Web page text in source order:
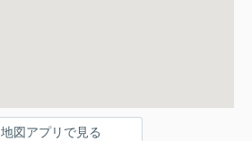
地図アプリで見る